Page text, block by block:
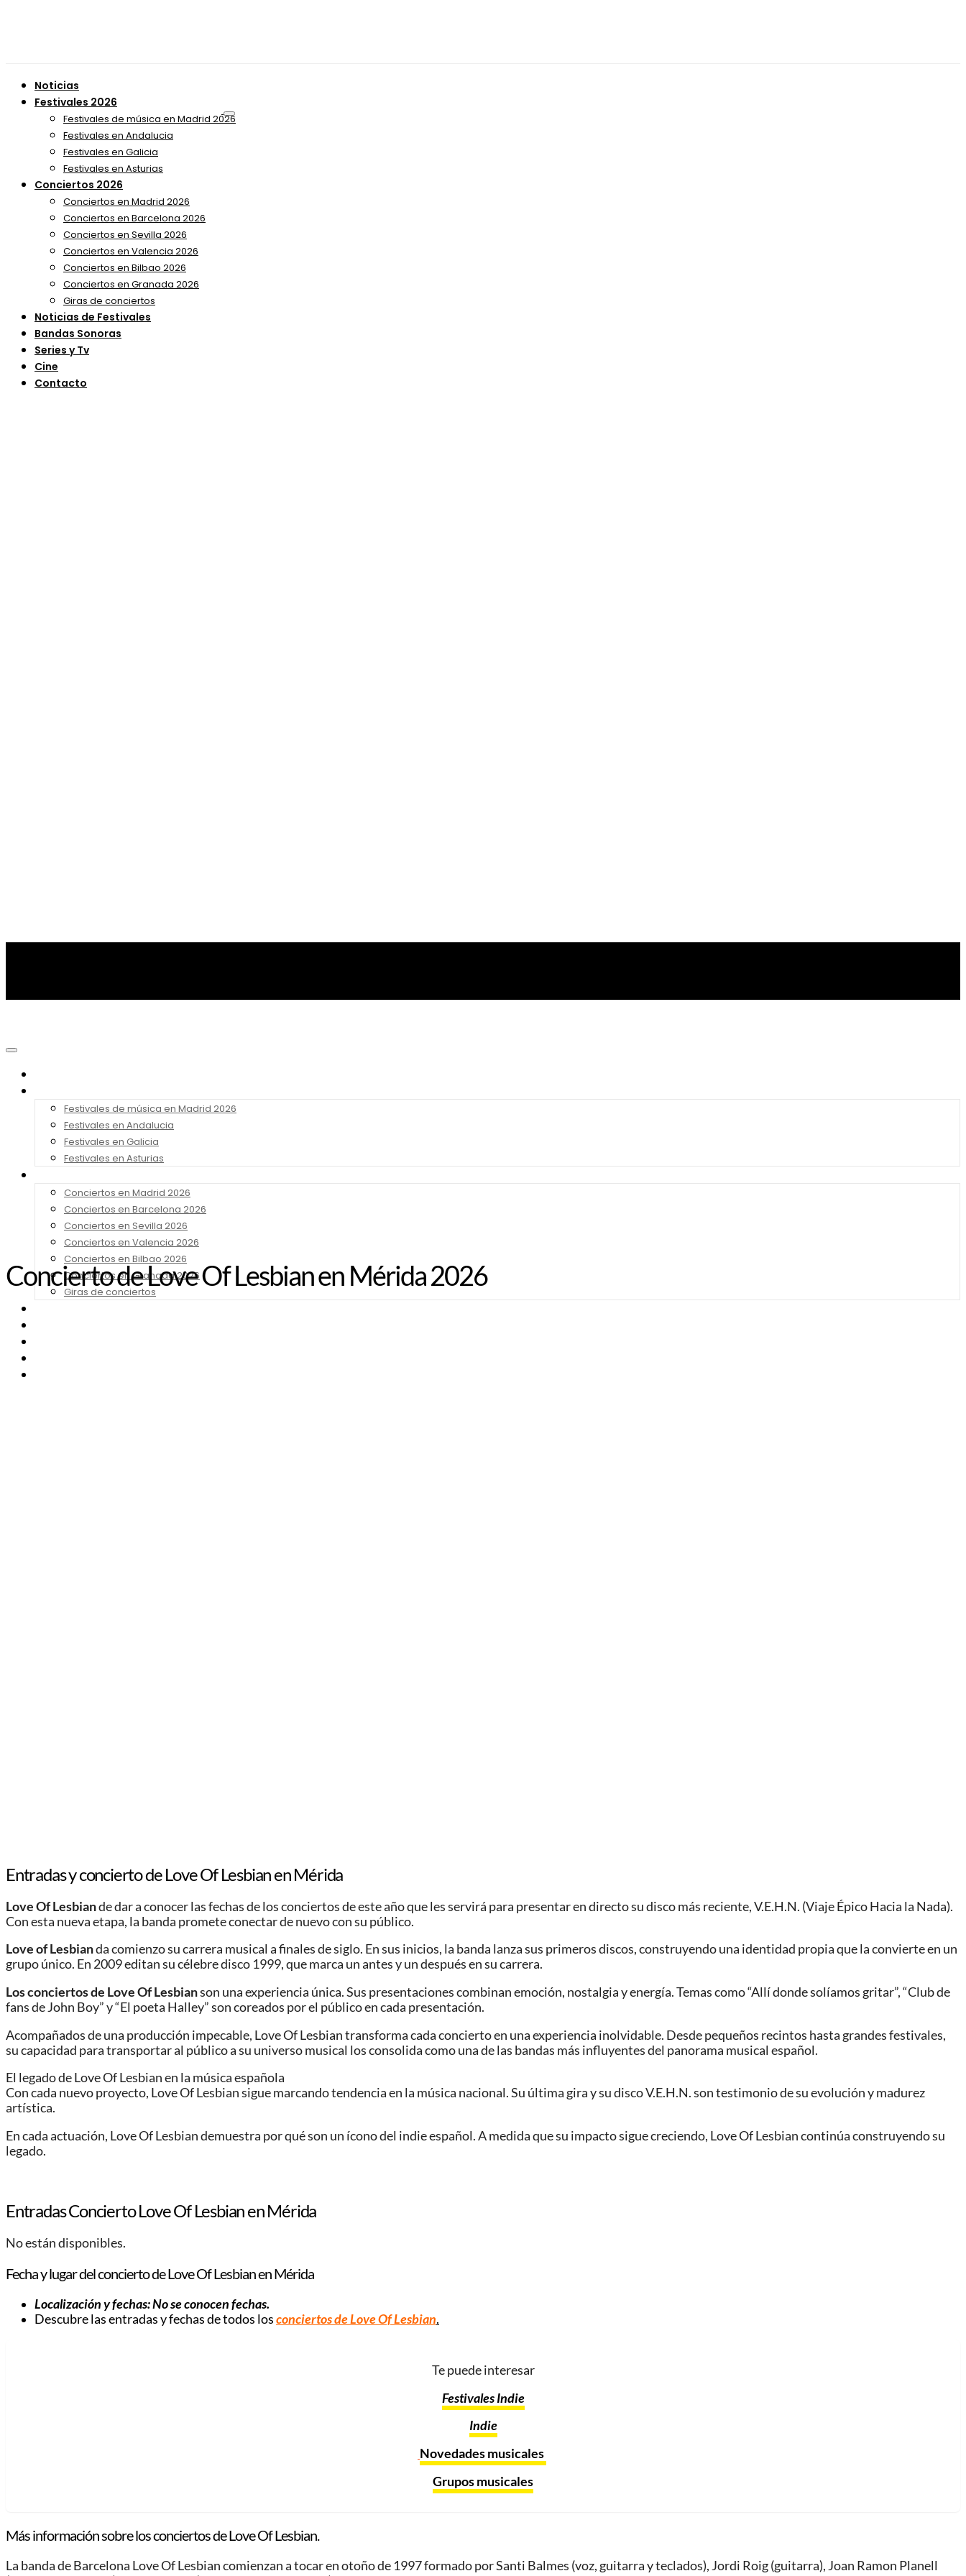
Noticias
Festivales 2026
Festivales de música en Madrid 2026
Festivales en Andalucia
Festivales en Galicia
Festivales en Asturias
Conciertos 2026
Conciertos en Madrid 2026
Conciertos en Barcelona 2026
Conciertos en Sevilla 2026
Conciertos en Valencia 2026
Conciertos en Bilbao 2026
Conciertos en Granada 2026
Giras de conciertos
Noticias de Festivales
Bandas Sonoras
Series y Tv
Cine
Contacto
Festivales de música en Madrid 2026
Festivales en Andalucia
Festivales en Galicia
Festivales en Asturias
Conciertos en Madrid 2026
Conciertos en Barcelona 2026
Conciertos en Sevilla 2026
Conciertos en Valencia 2026
Conciertos en Bilbao 2026
Conciertos en Granada 2026
Giras de conciertos
Concierto de Love Of Lesbian en Mérida 2026
Entradas y concierto de Love Of Lesbian en Mérida
Love Of Lesbiande dar a conocer las fechas de los conciertos de este año que les servirá para presentar en directo su disco más reciente, V.E.H.N. (Viaje Épico Hacia la Nada).
Con esta nueva etapa, la banda promete conectar de nuevo con su público.
Love of Lesbianda comienzo su carrera musical a finales de siglo. En sus inicios, la banda lanza sus primeros discos, construyendo una identidad propia que la convierte en un
grupo único. En 2009 editan su célebre disco 1999, que marca un antes y un después en su carrera.
Los conciertos de Love Of Lesbianson una experiencia única. Sus presentaciones combinan emoción, nostalgia y energía. Temas como “Allí donde solíamos gritar”, “Club de
fans de John Boy” y “El poeta Halley” son coreados por el público en cada presentación.
Acompañados de una producción impecable, Love Of Lesbian transforma cada concierto en una experiencia inolvidable. Desde pequeños recintos hasta grandes festivales,
su capacidad para transportar al público a su universo musical los consolida como una de las bandas más influyentes del panorama musical español.
El legado de Love Of Lesbian en la música española
Con cada nuevo proyecto, Love Of Lesbian sigue marcando tendencia en la música nacional. Su última gira y su disco V.E.H.N. son testimonio de su evolución y madurez
artística.
En cada actuación, Love Of Lesbian demuestra por qué son un ícono del indie español. A medida que su impacto sigue creciendo, Love Of Lesbian continúa construyendo su
legado.
Entradas Concierto Love Of Lesbian en Mérida
No están disponibles.
Fecha y lugar del concierto de Love Of Lesbian en Mérida
Localización y fechas: No se conocen fechas.
Descubre las entradas y fechas de todos losconciertos de Love Of Lesbian.
Te puede interesar
Festivales Indie
Indie
Novedades musicales
Grupos musicales
Más información sobre los conciertos de Love Of Lesbian.
La banda de Barcelona Love Of Lesbian comienzan a tocar en otoño de 1997 formado por Santi Balmes (voz, guitarra y teclados), Jordi Roig (guitarra), Joan Ramon Planell